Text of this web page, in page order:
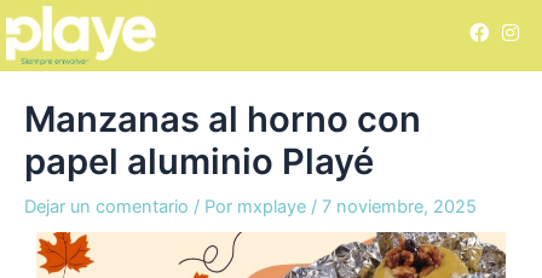
Ir
al
contenido
F
a
c
I
n
s
Manzanas al horno con
papel aluminio Playé
Dejar un comentario / Por mxplaye / 7 noviembre, 2025
Navegación
de
entradas